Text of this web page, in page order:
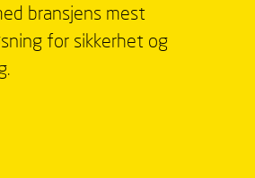
bransjens mest
for sikkerhet og